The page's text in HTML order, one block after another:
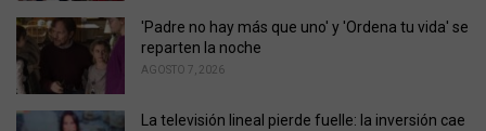
:
'Padre no hay más que uno' y 'Ordena tu vida' se
reparten la noche
AGOSTO 7, 2026
La televisión lineal pierde fuelle: la inversión cae